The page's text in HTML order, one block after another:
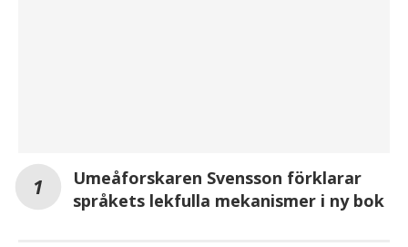
Umeåforskaren Svensson förklarar
språkets lekfulla mekanismer i ny bok